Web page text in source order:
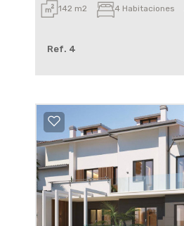
142 m2 4 Habitaciones
Ref. 4